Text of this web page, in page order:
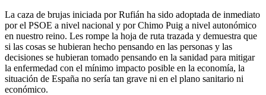
La caza de brujas iniciada por Rufián ha sido adoptada de inmediato
por el PSOE a nivel nacional y por Chimo Puig a nivel autonómico
en nuestro reino. Les rompe la hoja de ruta trazada y demuestra que
si las cosas se hubieran hecho pensando en las personas y las
decisiones se hubieran tomado pensando en la sanidad para mitigar
la enfermedad con el mínimo impacto posible en la economía, la
situación de España no sería tan grave ni en el plano sanitario ni
económico.